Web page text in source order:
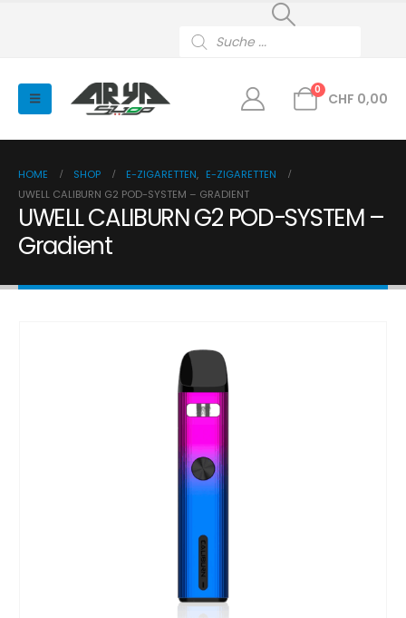
search
0
CHF 0,00
HOME SHOP E-ZIGARETTEN, E-ZIGARETTEN
UWELL CALIBURN G2 POD-SYSTEM – GRADIENT
UWELL CALIBURN G2 POD-SYSTEM –
Gradient